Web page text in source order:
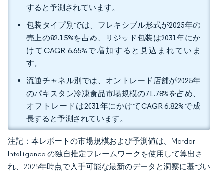
すると予測されています。
包装タイプ別では、フレキシブル形式が2025年の
売上の82.15%を占め、リジッド包装は2031年にか
けてCAGR 6.65%で増加すると見込まれていま
す。
流通チャネル別では、オントレード店舗が2025年
のパキスタン冷凍食品市場規模の71.78%を占め、
オフトレードは2031年にかけてCAGR 6.82%で成
長すると予測されています。
注記：本レポートの市場規模および予測値は、Mordor
Intelligence の独自推定フレームワークを使用して算出さ
れ、2026年時点で入手可能な最新のデータと洞察に基づい